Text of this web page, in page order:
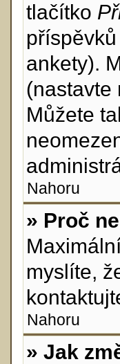
tlačítko
ankety).
(nastavte
Můžete
Nahoru
» Proč
myslíte,
Nahoru
» Jak